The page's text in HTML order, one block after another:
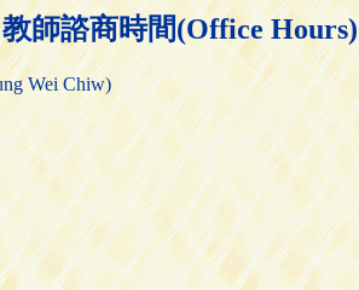
師諮商時間(Office Hours)
Wei Chiw)